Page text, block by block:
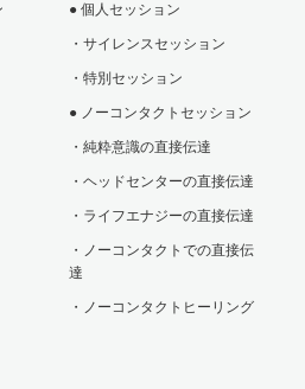
● 個人セッション
・サイレンスセッション
・特別セッション
● ノーコンタクトセッション
・純粋意識の直接伝達
・ヘッドセンターの直接伝達
・ライフエナジーの直接伝達
・ノーコンタクトでの直接伝
達
・ノーコンタクトヒーリング